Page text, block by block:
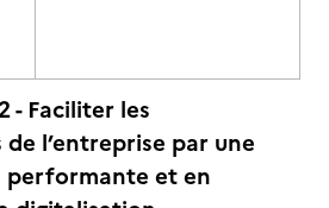
- Faciliter les
l’entreprise par une
performante et en